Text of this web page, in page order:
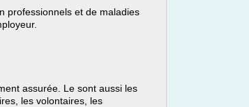
professionnels et de maladies
assurée. Le sont aussi les
les volontaires, les